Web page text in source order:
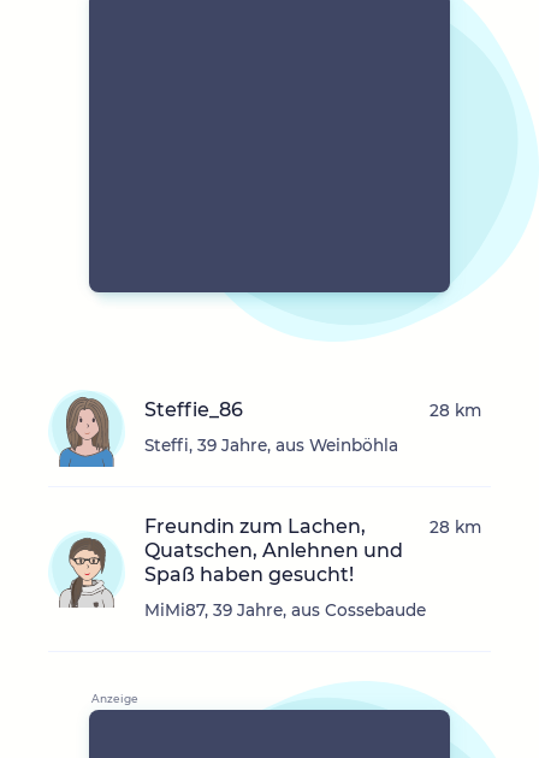
Steffie_86
Steffi, 39 Jahre, aus Weinböhla
28 km
Freundin zum Lachen,
Quatschen, Anlehnen und
Spaß haben gesucht!
MiMi87, 39 Jahre, aus Cossebaude
28 km